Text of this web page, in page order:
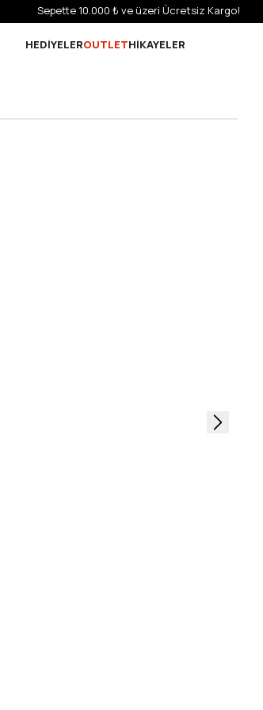
Sepette 10.000 ₺ ve üzeri Ücretsiz Kargo!
HEDİYELEROUTLETHİKAYELER